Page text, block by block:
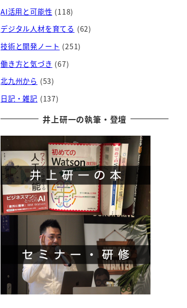
AI活用と可能性 (118)
デジタル人材を育てる (62)
技術と開発ノート (251)
働き方と気づき (67)
北九州から (53)
日記・雑記 (137)
井上研一の執筆・登壇